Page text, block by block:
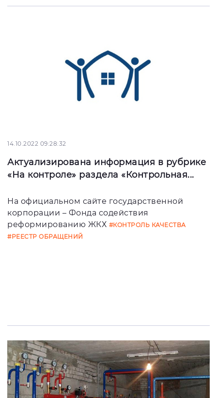
14.10.2022 09:28:32
Актуализирована информация в рубрике
«На контроле» раздела «Контрольная...
На официальном сайте государственной
корпорации – Фонда содействия
реформированию ЖКХ #КОНТРОЛЬ КАЧЕСТВА
#РЕЕСТР ОБРАЩЕНИЙ